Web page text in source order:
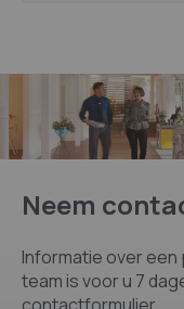
Neem
Informatie over
team is voor u 7